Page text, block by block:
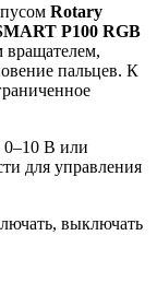
Rotary
P100 RGB
пальцев. К
0–10 В или
для управления
выключать